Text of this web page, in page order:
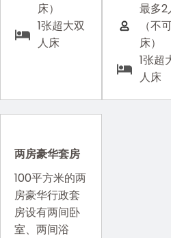
床）
1张超大双
人床
最多2
（不
床）
1张超
人床
两房豪华套房
100平方米的两
房豪华行政套
房设有两间卧
室、两间浴